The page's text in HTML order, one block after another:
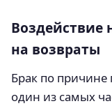
Воздействие
на возвраты
Брак по
один из самых